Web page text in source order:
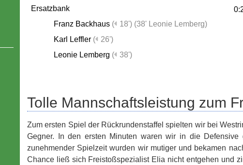
Ersatzbank
Franz Backhaus ( 18') (38' Leonie Lemberg)
Karl Leffler (
26')
Leonie Lemberg ( 38')
Tolle Mannschaftsleistung zum
Zum ersten Spiel der Rückrundenstaffel spielten wir bei
Gegner. In den ersten Minuten waren wir in die
zunehmender Spielzeit wurden wir mutiger und bekamen
Chance ließ sich Freistoßspezialist Elia nicht entgehen und